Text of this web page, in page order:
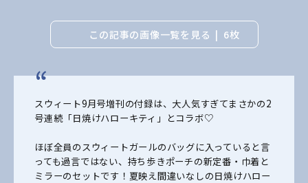
この記事の画像一覧を見る 6枚
スウィート9月号増刊の付録は、大人気すぎてまさかの2
号連続「日焼けハローキティ」とコラボ♡
ほぼ全員のスウィートガールのバッグに入っていると言
っても過言ではない、持ち歩きポーチの新定番・巾着と
ミラーのセットです！夏映え間違いなしの日焼けハロー